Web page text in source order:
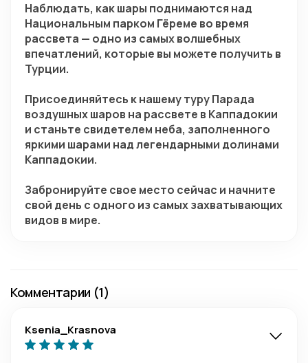
Наблюдать, как шары поднимаются над
Национальным парком Гёреме во время
рассвета — одно из самых волшебных
впечатлений, которые вы можете получить в
Турции.
Присоединяйтесь к нашему туру Парада
воздушных шаров на рассвете в Каппадокии
и станьте свидетелем неба, заполненного
яркими шарами над легендарными долинами
Каппадокии.
Забронируйте свое место сейчас и начните
свой день с одного из самых захватывающих
видов в мире.
Комментарии (1)
Ksenia_Krasnova